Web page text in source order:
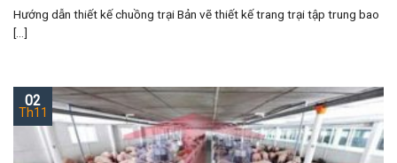
Hướng dẫn thiết kế chuồng trại Bản vẽ thiết kế trang trại tập trung bao
[...]
02
Th11